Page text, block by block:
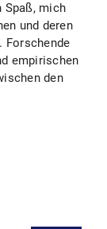
Spaß, mich
und deren
Forschende
empirischen
den